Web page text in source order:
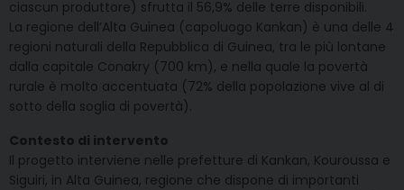
ciascun produttore) sfrutta il 56,9% delle terre disponibili.
La regione dell’Alta Guinea (capoluogo Kankan) è una delle 4
regioni naturali della Repubblica di Guinea, tra le più lontane
dalla capitale Conakry (700 km), e nella quale la povertà
rurale è molto accentuata (72% della popolazione vive al di
sotto della soglia di povertà).
Contesto di intervento
Il progetto interviene nelle prefetture di Kankan, Kouroussa e
Siguiri, in Alta Guinea, regione che dispone di importanti